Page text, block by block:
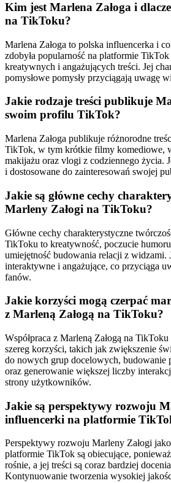
Kim jest Marlena Załoga i
na TikToku?
Marlena Załoga to polska influencerka i
zdobyła popularność na platformie
kreatywnych i angażujących treści. Jej
pomysłowe pomysły przyciągają uwagę
Jakie rodzaje treści publikuje
swoim profilu TikTok?
Marlena Załoga publikuje różnorodne
TikTok, w tym krótkie filmy komediowe,
makijażu oraz vlogi z codziennego życia.
i dostosowane do zainteresowań swojej
Jakie są główne cechy
Marleny Załogi na TikToku?
Główne cechy charakterystyczne
TikToku to kreatywność, poczucie
umiejętność budowania relacji z widzami.
interaktywne i angażujące, co przyciąga
fanów.
Jakie korzyści mogą czerpać
z Marleną Załogą na TikToku?
Współpraca z Marleną Załogą na
szereg korzyści, takich jak zwiększenie
do nowych grup docelowych, budowanie
oraz generowanie większej liczby
strony użytkowników.
Jakie są perspektywy rozwoju
influencerki na platformie
Perspektywy rozwoju Marleny Załogi
platformie TikTok są obiecujące,
rośnie, a jej treści są coraz bardziej
Kontynuowanie tworzenia wysokiej